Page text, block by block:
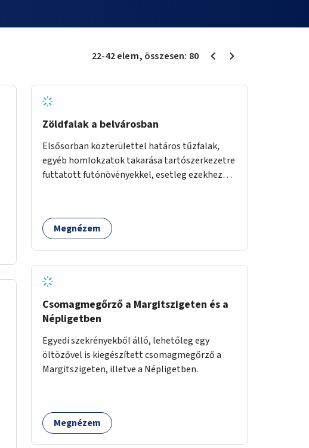
22-42elem, összesen: 80
Zöldfalak a belvárosban
Elsősorban közterülettel határos tűzfalak,
egyéb homlokzatok takarása tartószerkezetre
futtatott futónövényekkel, esetleg ezekhez
zöldfelületek mennyisége, ahol helyhiány
miatt másra nincs lehetőség.
Megnézem
Csomagmegőrző a Margitszigeten és a
Népligetben
Egyedi szekrényekből álló, lehetőleg egy
öltözővel is kiegészített csomagmegőrző a
Margitszigeten, illetve a Népligetben.
Megnézem